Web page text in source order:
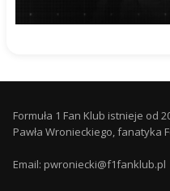
Formuła 1 Fan Klub istnieje od
Pawła Wronieckiego, fanatyka
Email: pwroniecki@f1fanklub.pl